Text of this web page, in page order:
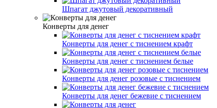
Шпагат джутовый декоративный
Конверты для денег
Конверты для денег с тиснением крафт
Конверты для денег с тиснением белые
Конверты для денег розовые с тиснением
Конверты для денег бежевие с тиснением